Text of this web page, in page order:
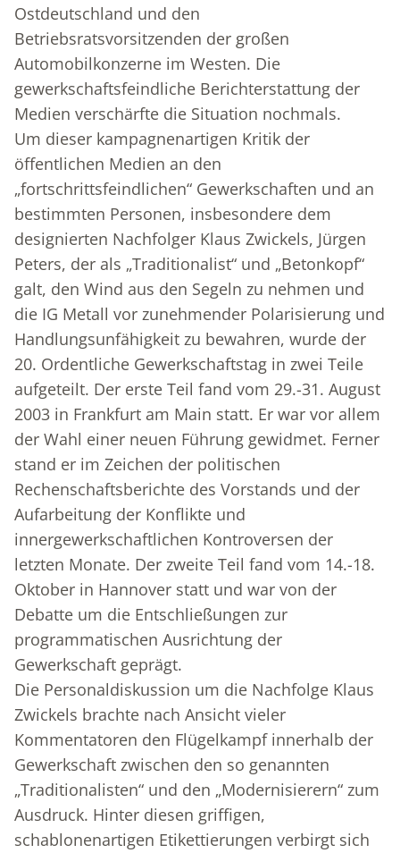
Ostdeutschland und den
Betriebsratsvorsitzenden der großen
Automobilkonzerne im Westen. Die
gewerkschaftsfeindliche Berichterstattung der
Medien verschärfte die Situation nochmals.
Um dieser kampagnenartigen Kritik der
öffentlichen Medien an den
„fortschrittsfeindlichen“ Gewerkschaften und an
bestimmten Personen, insbesondere dem
designierten Nachfolger Klaus Zwickels, Jürgen
Peters, der als „Traditionalist“ und „Betonkopf“
galt, den Wind aus den Segeln zu nehmen und
die IG Metall vor zunehmender Polarisierung und
Handlungsunfähigkeit zu bewahren, wurde der
20. Ordentliche Gewerkschaftstag in zwei Teile
aufgeteilt. Der erste Teil fand vom 29.-31. August
2003 in Frankfurt am Main statt. Er war vor allem
der Wahl einer neuen Führung gewidmet. Ferner
stand er im Zeichen der politischen
Rechenschaftsberichte des Vorstands und der
Aufarbeitung der Konflikte und
innergewerkschaftlichen Kontroversen der
letzten Monate. Der zweite Teil fand vom 14.-18.
Oktober in Hannover statt und war von der
Debatte um die Entschließungen zur
programmatischen Ausrichtung der
Gewerkschaft geprägt.
Die Personaldiskussion um die Nachfolge Klaus
Zwickels brachte nach Ansicht vieler
Kommentatoren den Flügelkampf innerhalb der
Gewerkschaft zwischen den so genannten
„Traditionalisten“ und den „Modernisierern“ zum
Ausdruck. Hinter diesen griffigen,
schablonenartigen Etikettierungen verbirgt sich